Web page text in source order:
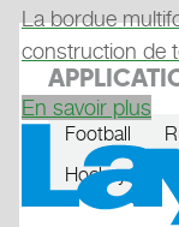
La bordue
construction de
En savoir plus
Football
Hockey